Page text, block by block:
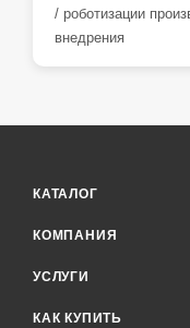
/ роботизации
внедрения
КАТАЛОГ
КОМПАНИЯ
УСЛУГИ
КАК КУПИТЬ